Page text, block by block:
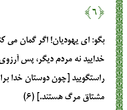
﴿۶﴾
بگو: ای یهودیان! اگر گمان می
خدایید نه مردم دیگر، پس
راستگویید [چون دوستان خدا
مشتاق مرگ هستند.] (۶)